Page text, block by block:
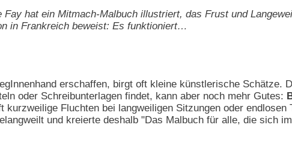
Fay hat ein Mitmach-Malbuch illustriert, das Frust und
in Frankreich beweist: Es funktioniert…
erschaffen, birgt oft kleine künstlerische Schätze.
oder Schreibunterlagen findet, kann aber noch mehr Gutes:
Fluchten bei langweiligen Sitzungen oder endlosen
und kreierte deshalb "Das Malbuch für alle, die sich